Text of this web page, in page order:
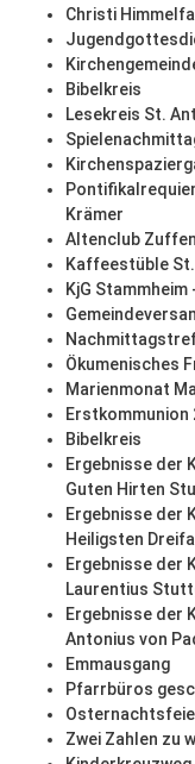
Christi
Bibelkreis
Lesekreis St.
Krämer
Altenclub
Kaffeestüble
KjG
Ökumenisches
Marienmonat
Erstkommunion
Bibelkreis
Ergebnisse der
Guten Hirten
Ergebnisse der
Heiligsten
Ergebnisse der
Laurentius
Ergebnisse der
Antonius von
Emmausgang
Pfarrbüros
Zwei Zahlen zu